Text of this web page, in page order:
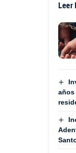
Leer
años